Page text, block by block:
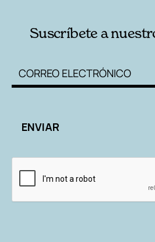
Suscríbete a